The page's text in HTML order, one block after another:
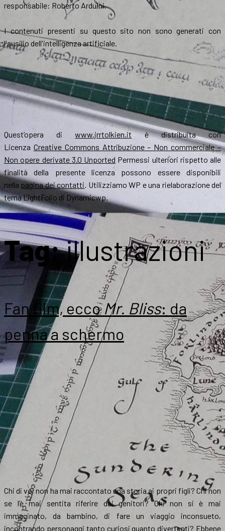
responsabile: Roberto Arduini.
I contenuti presenti su questo sito non sono generati con
l'ausilio dell'intelligenza artificiale.
Quest’opera diwww.jrrtolkien.itè distribuita con
Licenza Creative Commons Attribuzione – Non commerciale –
Non opere derivate 3.0 Unported Permessi ulteriori rispetto alle
finalità della presente licenza possono essere disponibili
nella pagina dei contatti. Utilizziamo WP e una rielaborazione del
tema LightFolio di Dynamicwp.
Tag:illustrazioni
Fan film, eccoMr. Bliss: da
penna a schermo
Chi di voi non ha mai raccontato una storia ai propri figli? Chi non
se l’è mai sentita riferire dai genitori? Chi non si è mai
immaginato, da bambino, di fare un viaggio inconsueto,
incontrando personaggi tanto curiosi quanto divertenti? Ebbene